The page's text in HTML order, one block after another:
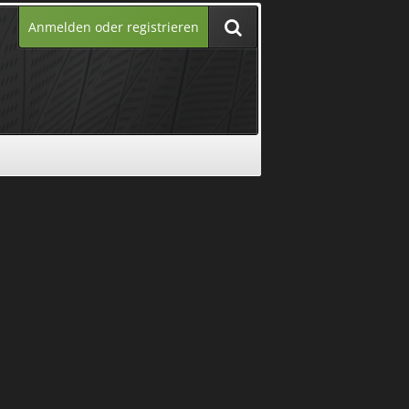
Anmelden oder registrieren